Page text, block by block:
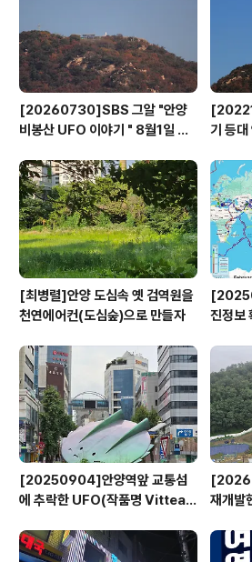
[20260730]SBS 그알 "안양
비봉산 UFO 이야기 " 8월1일 방
기 등
[최병렬]안양 도심속 옛 검역원을
천연에어컨(도심숲)으로 만들자
진정보
[20250904]안양역앞 교통섬
에 추락한 UFO(작품명 Vitteau
재개발